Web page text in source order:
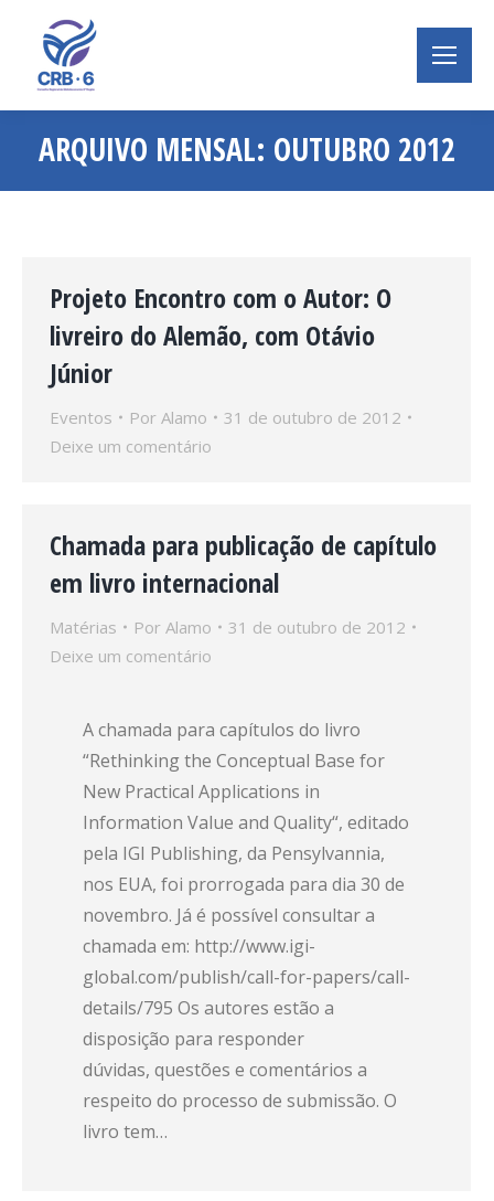
ARQUIVO MENSAL: OUTUBRO 2012
Você está aqui:
Projeto Encontro com o Autor: O
livreiro do Alemão, com Otávio
Júnior
Eventos Por Alamo
31 de outubro de 2012
Deixe um comentário
Chamada para publicação de capítulo
em livro internacional
Matérias Por Alamo
31 de outubro de 2012
Deixe um comentário
A chamada para capítulos do livro
“Rethinking the Conceptual Base for
New Practical Applications in
Information Value and Quality“, editado
pela IGI Publishing, da Pensylvannia,
nos EUA, foi prorrogada para dia 30 de
novembro. Já é possível consultar a
chamada em: http://www.igi-
global.com/publish/call-for-papers/call-
details/795 Os autores estão a
disposição para responder
dúvidas, questões e comentários a
respeito do processo de submissão. O
livro tem…